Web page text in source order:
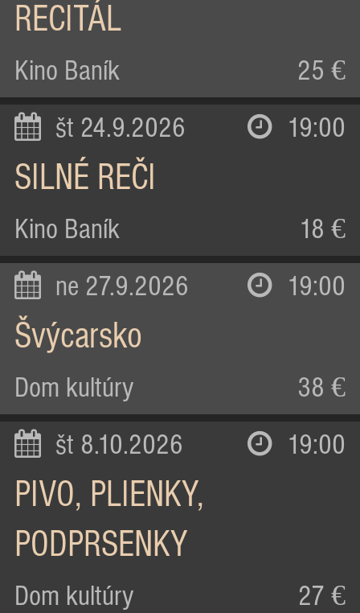
RECITÁL
Kino Baník 25 €
št 24.9.2026 19:00
SILNÉ REČI
Kino Baník 18 €
ne 27.9.2026 19:00
Švýcarsko
Dom kultúry 38 €
št 8.10.2026 19:00
PIVO, PLIENKY,
PODPRSENKY
Dom kultúry 27 €